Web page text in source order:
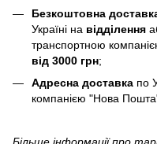
Безкоштовна
Україні на відділення
транспортною
від 3000 грн;
Адресна доставка по
компанією "Нова